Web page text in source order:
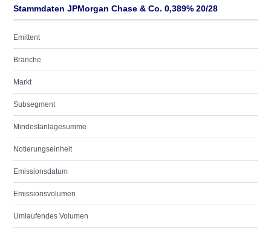
Stammdaten JPMorgan Chase & Co. 0,389% 20/28
Emittent
Branche
Markt
Subsegment
Mindestanlagesumme
Notierungseinheit
Emissionsdatum
Emissionsvolumen
Umlaufendes Volumen